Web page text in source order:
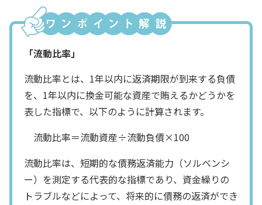
「流動比率」
流動比率とは、1年以内に返済期限が到来する負債
を、1年以内に換金可能な資産で賄えるかどうかを
表した指標で、以下のように計算されます。
流動比率＝流動資産÷流動負債×100
流動比率は、短期的な債務返済能力（ソルベンシ
ー）を測定する代表的な指標であり、資金繰りの
トラブルなどによって、将来的に債務の返済ができ